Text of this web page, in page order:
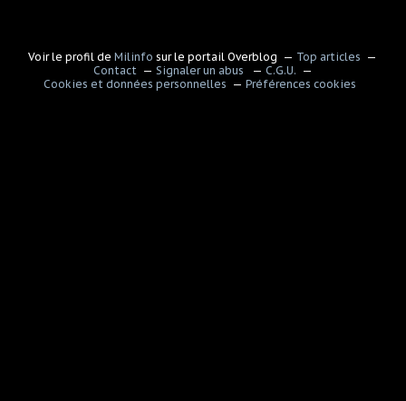
Voir le profil deMilinfo sur le portail Overblog
Top articles
Contact
Signaler un abus
C.G.U.
Cookies et données personnelles
Préférences cookies